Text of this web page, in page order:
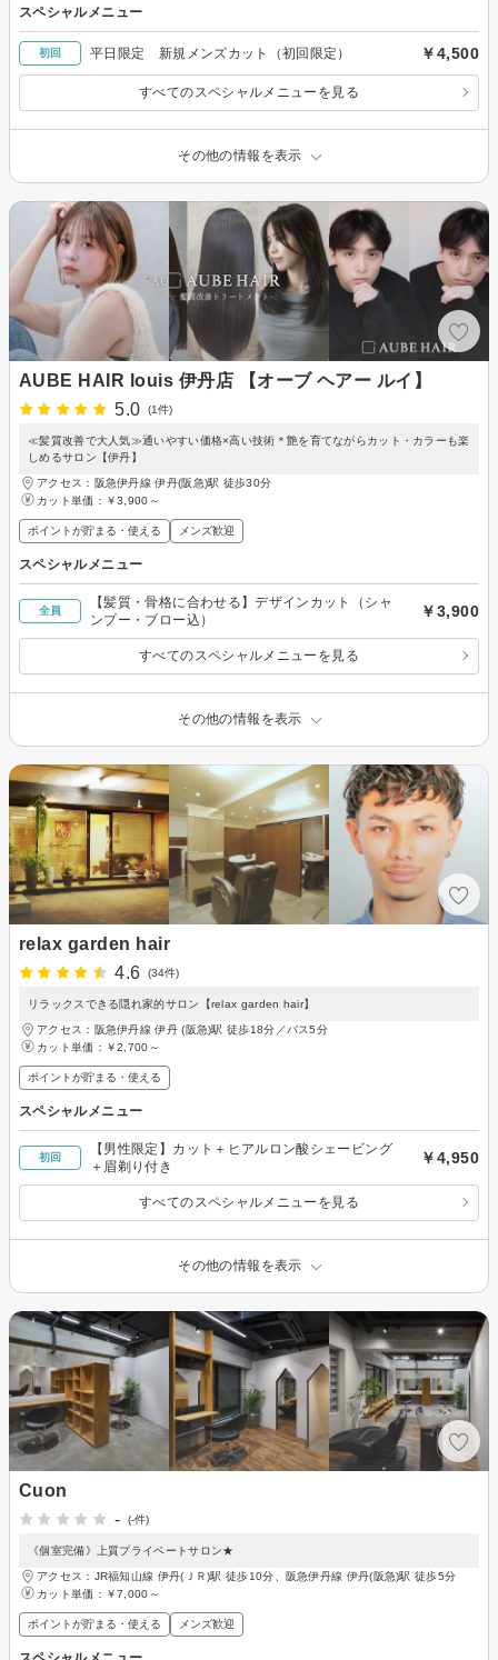
スペシャルメニュー
初回 平日限定 新規メンズカット（初回限定） ￥4,500
すべてのスペシャルメニューを見る
その他の情報を表示
AUBE HAIR louis 伊丹店 【オーブ ヘアー ルイ】
5.0
(1件)
≪髪質改善で大人気≫通いやすい価格×高い技術＊艶を育てながらカット・カラーも楽
しめるサロン【伊丹】
アクセス：阪急伊丹線 伊丹(阪急)駅 徒歩30分
カット単価： ￥3,900～
ポイントが貯まる・使える メンズ歓迎
スペシャルメニュー
全員
【髪質・骨格に合わせる】デザインカット（シャ
ンプー・ブロー込）
￥3,900
すべてのスペシャルメニューを見る
その他の情報を表示
relax garden hair
4.6
(34件)
リラックスできる隠れ家的サロン【relax garden hair】
アクセス：阪急伊丹線 伊丹 (阪急)駅 徒歩18分／バス5分
カット単価： ￥2,700～
ポイントが貯まる・使える
スペシャルメニュー
初回
【男性限定】カット＋ヒアルロン酸シェービング
＋眉剃り付き
￥4,950
すべてのスペシャルメニューを見る
その他の情報を表示
Cuon
-
(-件)
《個室完備》上質プライベートサロン★
アクセス：JR福知山線 伊丹(ＪＲ)駅 徒歩10分、阪急伊丹線 伊丹(阪急)駅 徒歩5分
カット単価： ￥7,000～
ポイントが貯まる・使える メンズ歓迎